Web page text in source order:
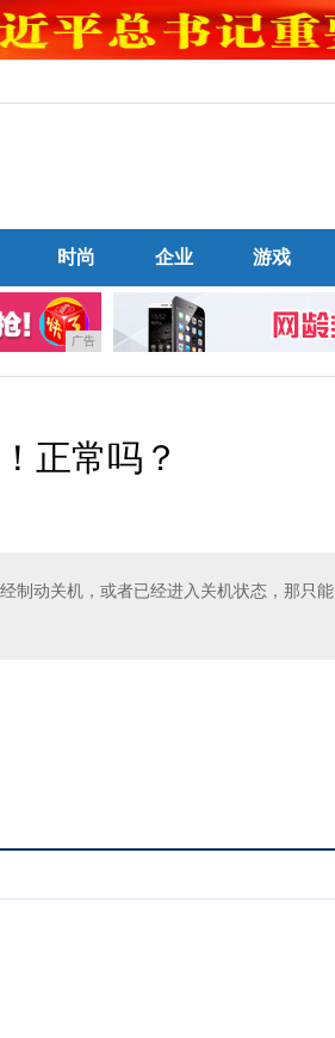
时尚 企业 游戏
广告
正常吗？
制动关机，或者已经进入关机状态，那只能